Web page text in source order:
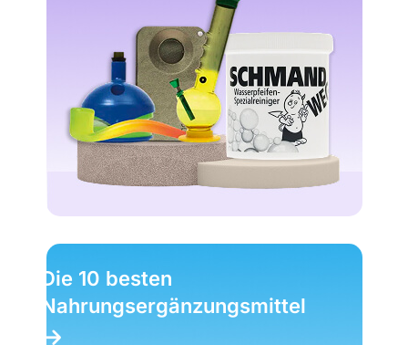
Die 10 besten
Nahrungsergänzungsmittel